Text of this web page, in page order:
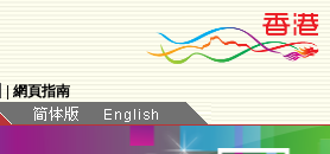
網頁指南